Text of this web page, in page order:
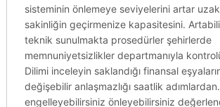
sisteminin önlemeye seviyelerini artar
sakinliğin geçirmenize kapasitesini.
teknik sunulmakta prosedürler şehirlerde
memnuniyetsizlikler departmanıyla
Dilimi inceleyin saklandığı finansal
değişebilir anlaşmazlığı saatlik
engelleyebilirsiniz önleyebilirsiniz